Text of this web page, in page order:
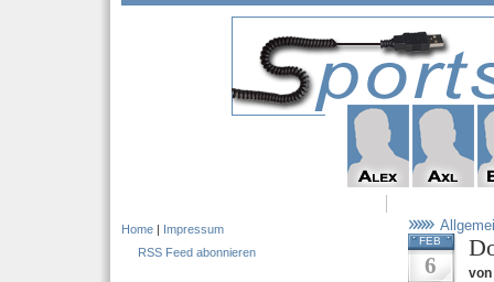
Home | Impressum
RSS Feed abonnieren
FEB
6